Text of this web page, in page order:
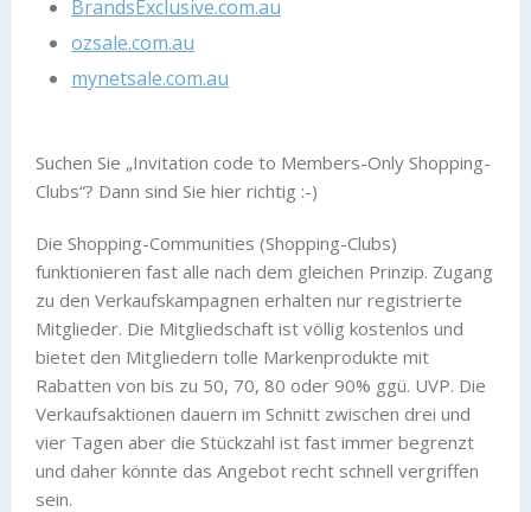
BrandsExclusive.com.au
ozsale.com.au
mynetsale.com.au
Suchen Sie „Invitation code to Members-Only Shopping-
Clubs“? Dann sind Sie hier richtig :-)
Die Shopping-Communities (Shopping-Clubs)
funktionieren fast alle nach dem gleichen Prinzip. Zugang
zu den Verkaufskampagnen erhalten nur registrierte
Mitglieder. Die Mitgliedschaft ist völlig kostenlos und
bietet den Mitgliedern tolle Markenprodukte mit
Rabatten von bis zu 50, 70, 80 oder 90% ggü. UVP. Die
Verkaufsaktionen dauern im Schnitt zwischen drei und
vier Tagen aber die Stückzahl ist fast immer begrenzt
und daher könnte das Angebot recht schnell vergriffen
sein.